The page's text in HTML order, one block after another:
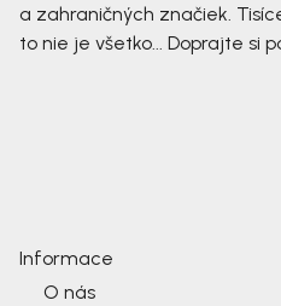
a zahraničných značiek.
to nie je všetko... Doprajte si
Informace
O nás